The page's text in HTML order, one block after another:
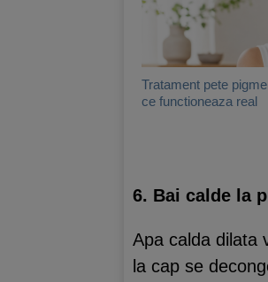
Tratament pete
ce functioneaza real
6. Bai calde la
Apa calda dilata
la cap se